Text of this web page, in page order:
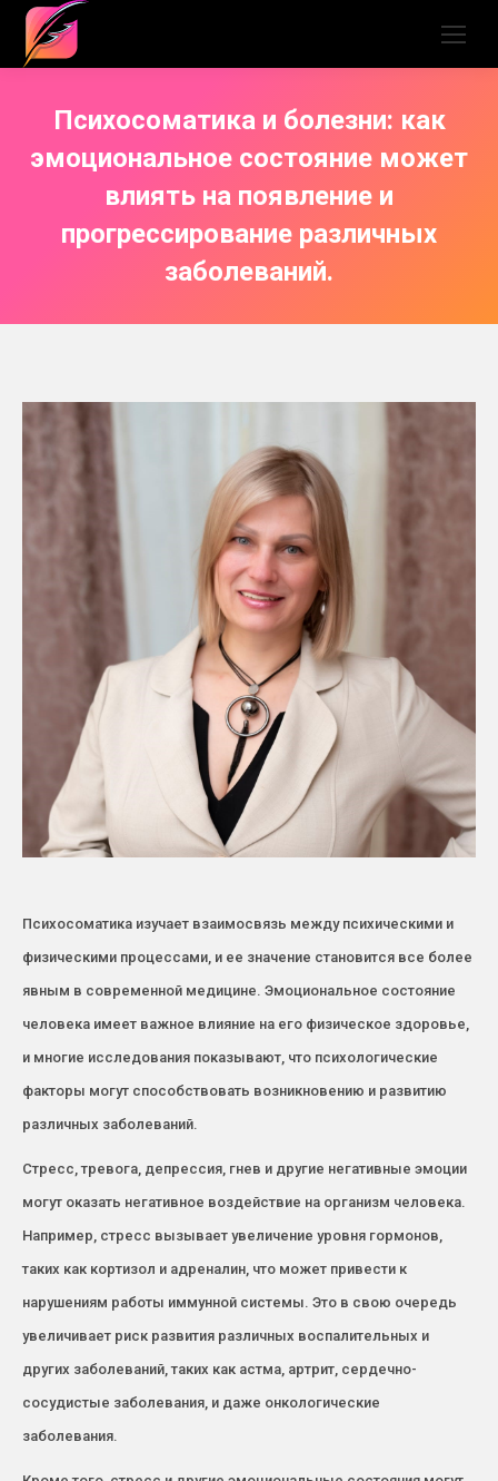
Психосоматика и болезни: как
эмоциональное состояние может
влиять на появление и
прогрессирование различных
заболеваний.
Психосоматика изучает взаимосвязь между психическими и
физическими процессами, и ее значение становится все более
явным в современной медицине. Эмоциональное состояние
человека имеет важное влияние на его физическое здоровье,
и многие исследования показывают, что психологические
факторы могут способствовать возникновению и развитию
различных заболеваний.
Стресс, тревога, депрессия, гнев и другие негативные эмоции
могут оказать негативное воздействие на организм человека.
Например, стресс вызывает увеличение уровня гормонов,
таких как кортизол и адреналин, что может привести к
нарушениям работы иммунной системы. Это в свою очередь
увеличивает риск развития различных воспалительных и
других заболеваний, таких как астма, артрит, сердечно-
сосудистые заболевания, и даже онкологические
заболевания.